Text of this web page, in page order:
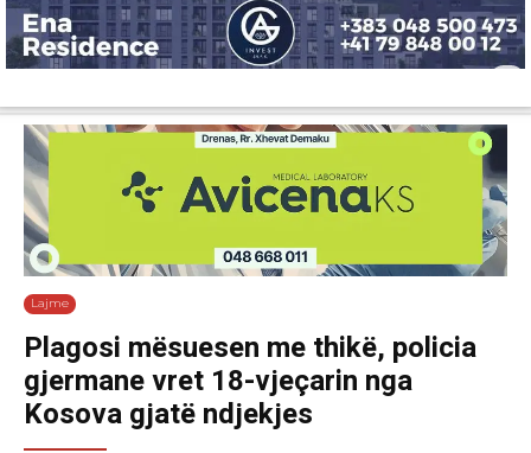
Lajme
Plagosi mësuesen me thikë, policia
gjermane vret 18-vjeçarin nga
Kosova gjatë ndjekjes